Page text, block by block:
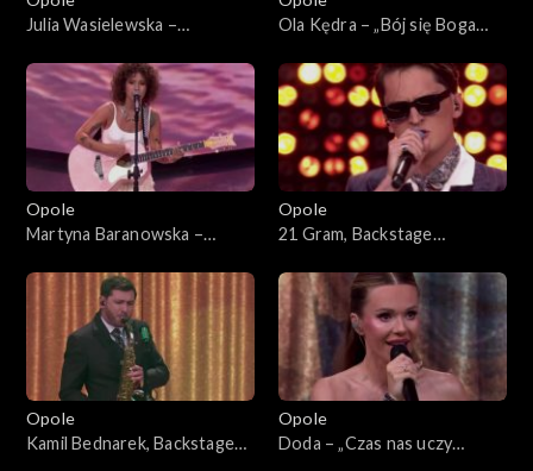
Julia Wasielewska –
63. KFPP: Koncert „Debiuty”
Ola Kędra – „Bój się Boga
Koncert „Debiuty”
Opole
Martyna Baranowska –
„Debiuty”
Opole
21 Gram, Backstage
być”. 63. KFPP: Koncert
„Debiuty”
Opole
Kamil Bednarek, Backstage
Opole
Doda – „Czas nas uczy